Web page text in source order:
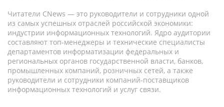
Читатели CNews — это руководители и сотрудники одной
из самых успешных отраслей российской экономики:
индустрии информационных технологий. Ядро аудитории
составляют топ-менеджеры и технические специалисты
департаментов информатизации федеральных и
региональных органов государственной власти, банков,
промышленных компаний, розничных сетей, а также
руководители и сотрудники компаний-поставщиков
информационных технологий и услуг связи.